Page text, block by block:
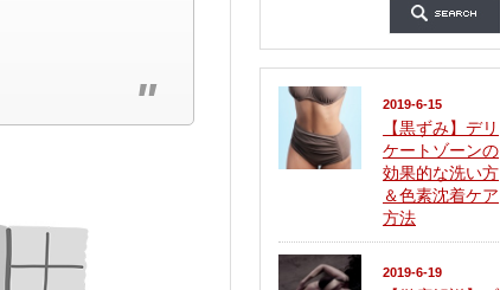
2019-6-15
【黒ずみ】デリ
ケートゾーンの
効果的な洗い方
＆色素沈着ケア
方法
2019-6-19